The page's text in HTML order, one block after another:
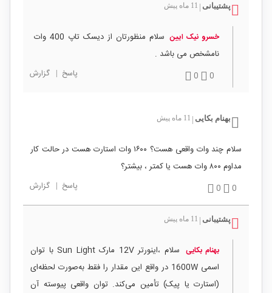
پشتیبانی 11 ماه پیش
خسرو نیک ایین
سلام منظورتان از دیسک تاپ 400 وات
نامشخص می باشد .
0
0 پاسخ | گزارش
بهنام بکایی 11 ماه پیش
سلام چند وات واقعی هست؟ ۱۶۰۰ وات استارت هست در حالت کار
مداوم ۸۰۰ وات هست یا کمتر ، بیشتر؟
0
0 پاسخ | گزارش
پشتیبانی 11 ماه پیش
بهنام بکایی
سلام ،اینورتر 12V مارک Sun Light با توان
اسمی 1600W در واقع این مقدار را فقط به‌صورت لحظه‌ای
(استارت یا پیک) تأمین می‌کند. توان واقعی پیوسته آن